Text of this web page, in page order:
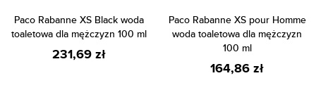
Paco Rabanne XS Black woda
toaletowa dla mężczyzn 100 ml
231,69 zł
Paco Rabanne XS pour Homme
woda toaletowa dla mężczyzn
100 ml
164,86 zł